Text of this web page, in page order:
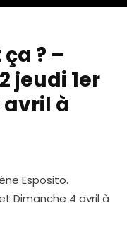
? –
jeudi 1er
avril à
Esposito.
Dimanche 4 avril à